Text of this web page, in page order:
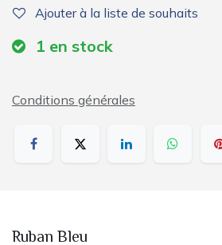
Ajouter à la liste de souhaits
1 en stock
Conditions générales
Ruban Bleu